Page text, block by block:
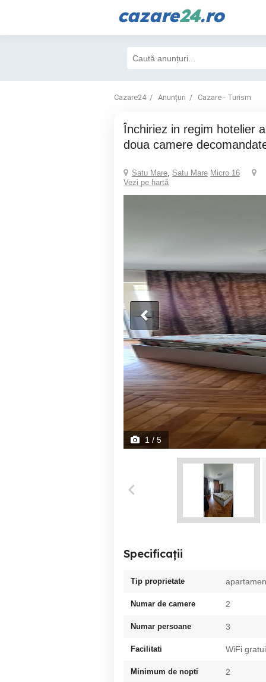
cazare24.ro
Cazare24 Anunțuri Cazare - Turism
Închiriez in regim hotelier apartament cu
doua camere
Satu Mare, Satu Mare Micro 16
Vezi pe hartă
1 / 5
Specificații
Tip proprietate
Numar de camere 2
Numar persoane 3
Facilitati WiFi
Minimum de nopti 2